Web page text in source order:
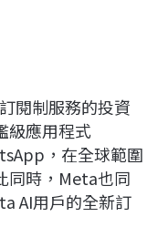
閱制服務的投資
級應用程式
，在全球範圍
同時，Meta也同
AI用戶的全新訂